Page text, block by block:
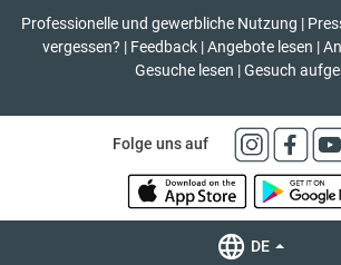
Professionelle und gewerbliche Nutzung |
vergessen? | Feedback | Angebote lesen |
Gesuche lesen | Gesuch
Folge uns auf
DE